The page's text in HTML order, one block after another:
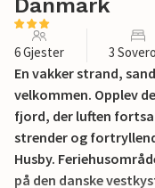
Danmark
6 Gjester 3
En vakker strand,
velkommen. Opplev
fjord, der luften
strender og
Husby.
på den danske